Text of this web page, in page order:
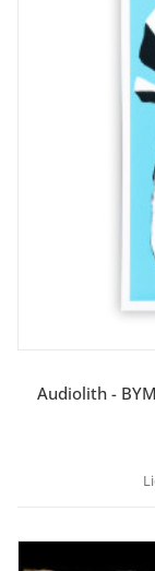
Audiolith -